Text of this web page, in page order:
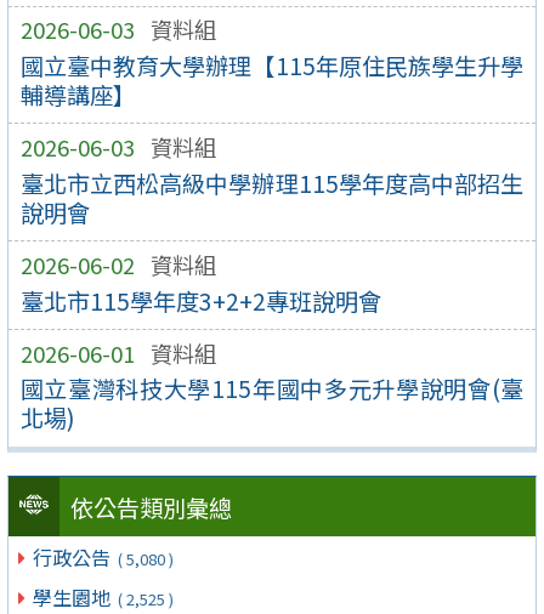
2026-06-03 資料組
國立臺中教育大學辦理【115年原住民族學生升學
輔導講座】
2026-06-03 資料組
臺北市立西松高級中學辦理115學年度高中部招生
說明會
2026-06-02 資料組
臺北市115學年度3+2+2專班說明會
2026-06-01 資料組
國立臺灣科技大學115年國中多元升學說明會(臺
北場)
依公告類別彙總
行政公告 ( 5,080 )
學生園地 ( 2,525 )